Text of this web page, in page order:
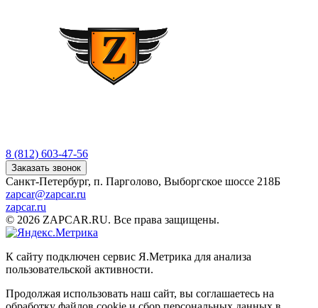
8 (812) 603-47-56
Заказать звонок
Санкт-Петербург, п. Парголово, Выборгское шоссе 218Б
zapcar@zapcar.ru
zapcar.ru
© 2026 ZAPCAR.RU. Все права защищены.
К сайту подключен сервис Я.Метрика для анализа
пользовательской активности.
Продолжая использовать наш сайт, вы соглашаетесь на